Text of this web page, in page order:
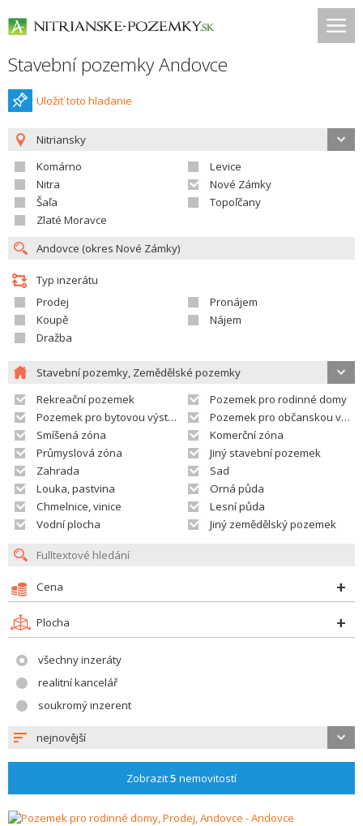
Stavební pozemky Andovce
Uložiť toto hladanie
Nitriansky
Komárno
Levice
Nitra
Nové Zámky
Šaľa
Topoľčany
Zlaté Moravce
Typ inzerátu
Prodej
Pronájem
Koupě
Nájem
Dražba
Stavební pozemky, Zemědělské pozemky
Rekreační pozemek
Pozemek pro rodinné domy
Pozemek pro bytovou výstavbu
Pozemek pro občanskou vybavenost
Smíšená zóna
Komerční zóna
Průmyslová zóna
Jiný stavební pozemek
Zahrada
Sad
Louka, pastvina
Orná půda
Chmelnice, vinice
Lesní půda
Vodní plocha
Jiný zemědělský pozemek
Cena
Plocha
všechny inzeráty
realitní kancelář
soukromý inzerent
nejnovější
Zobrazit5 nemovitostí